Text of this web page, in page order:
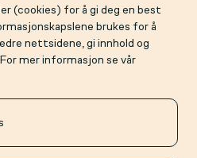
(cookies) for å gi deg en best
brukes for å
nettsidene, gi innhold og
mer informasjon se vår